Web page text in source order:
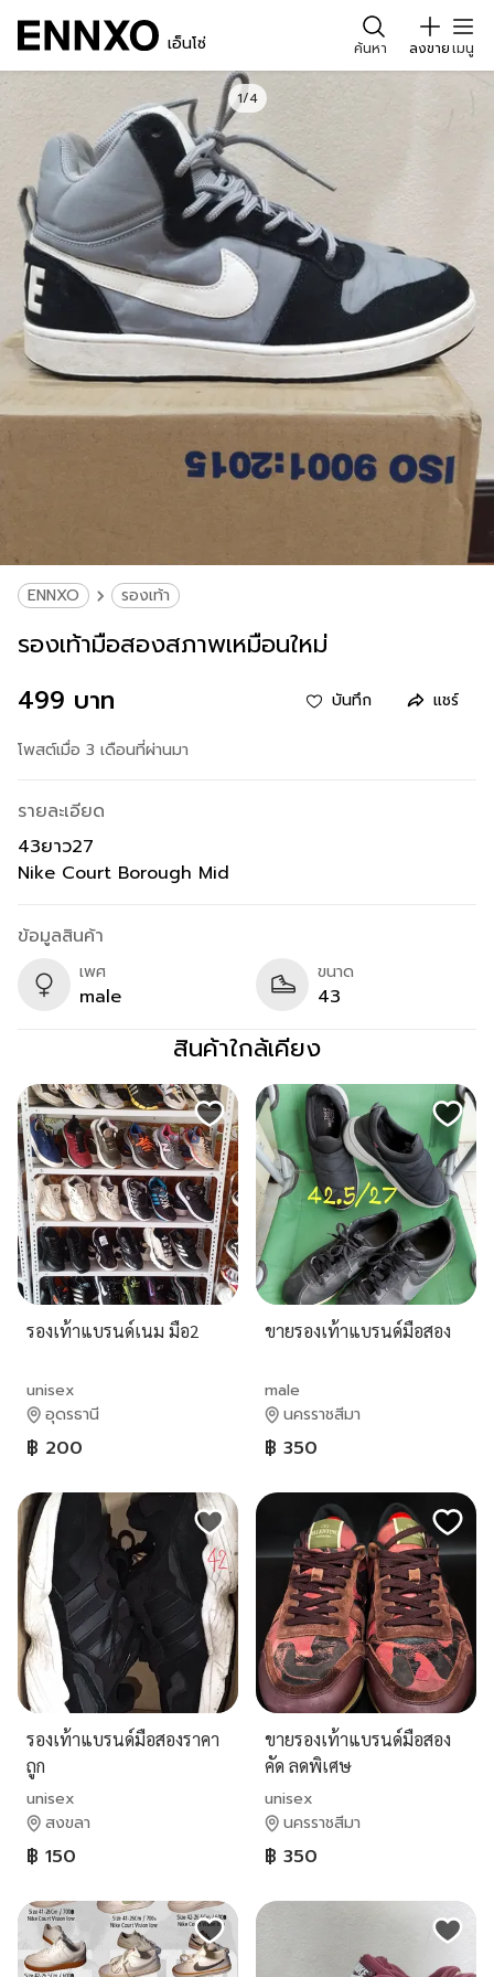
เอ็นโซ่ ค้นหา ลงขายเมนู
1/4
ENNXO รองเท้า
รองเท้ามือสองสภาพเหมือนใหม่
499 บาท
บันทึก แชร์
โพสต์เมื่อ 3 เดือนที่ผ่านมา
รายละเอียด
43ยาว27
Nike Court Borough Mid
ข้อมูลสินค้า
เพศ
male
ขนาด
43
สินค้าใกล้เคียง
รองเท้าแบรนด์เนม มือ2
unisex
อุดรธานี
฿ 200
ขายรองเท้าแบรนด์มือสอง
male
นครราชสีมา
฿ 350
รองเท้าแบรนด์มือสองราคา
ถูก
unisex
สงขลา
฿ 150
ขายรองเท้าแบรนด์มือสอง
คัด ลดพิเศษ
unisex
นครราชสีมา
฿ 350